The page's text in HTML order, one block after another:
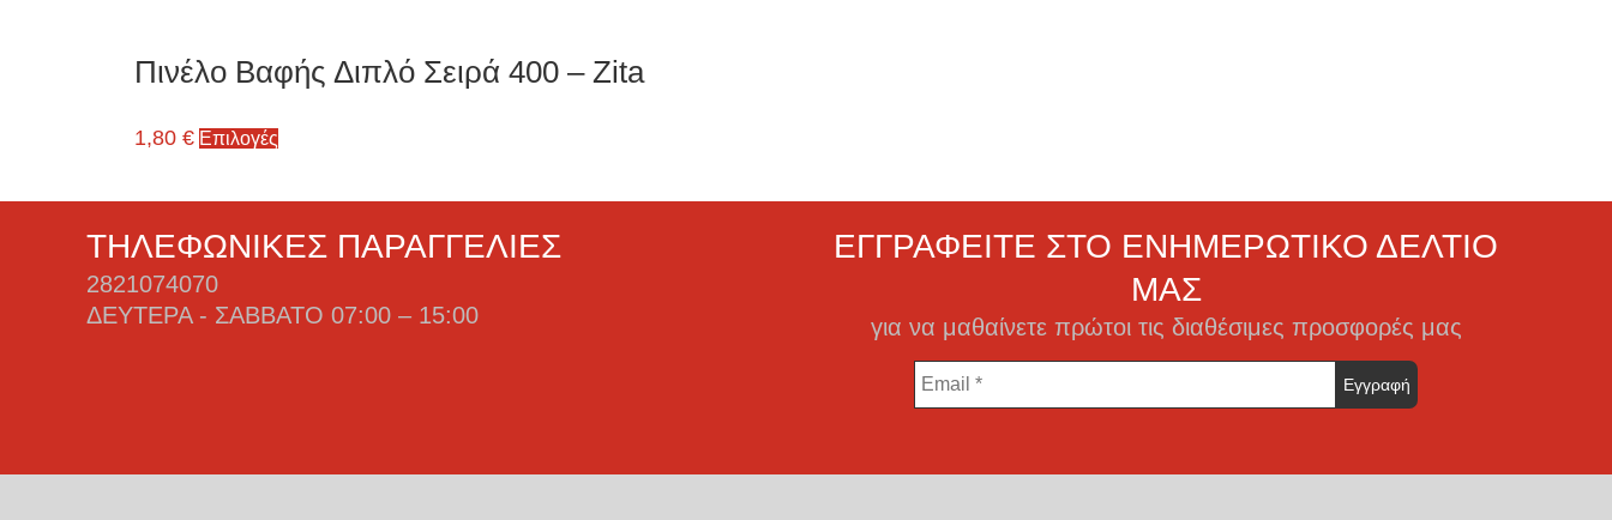
Πινέλο Βαφής Διπλό Σειρά 400 – Zita
1,80 € Επιλογές
ΤΗΛΕΦΩΝΙΚΈΣ ΠΑΡΑΓΓΕΛΊΕΣ
2821074070
ΔΕΥΤΈΡΑ - ΣΆΒΒΑΤΟ 07:00 – 15:00
ΕΓΓΡΑΦΕΊΤΕ ΣΤΟ ΕΝΗΜΕΡΩΤΙΚΌ ΔΕΛΤΊΟ
ΜΑΣ
για να μαθαίνετε πρώτοι τις διαθέσιμες προσφορές μας